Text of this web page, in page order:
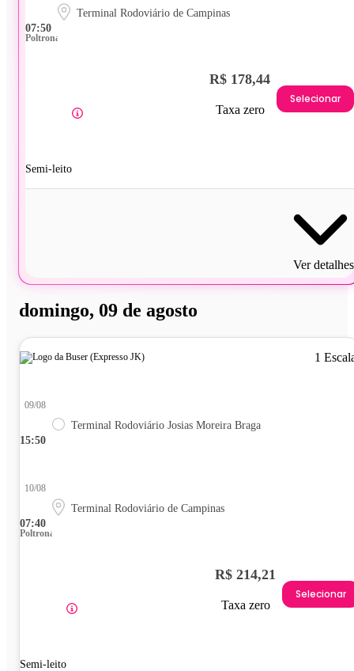
07:50
Terminal Rodoviário de Campinas
Poltrona
Semi-leito
R$ 178,44
Taxa zero
Selecionar
Ver detalhes
domingo, 09 de agosto
1
15:50
09/08
Terminal Rodoviário Josias Moreira Braga
07:40
10/08
Terminal Rodoviário de Campinas
Poltrona
Semi-leito
R$ 214,21
Taxa zero
Selecionar